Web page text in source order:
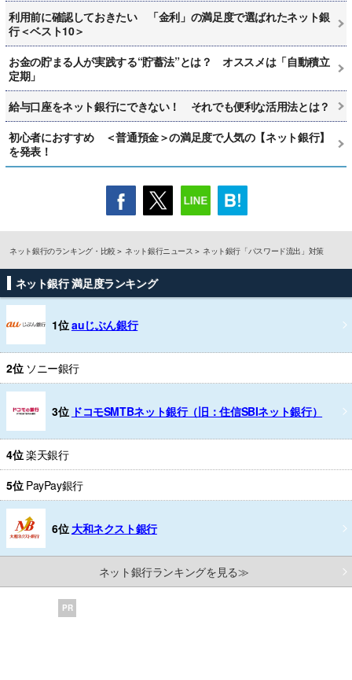
利用前に確認しておきたい 「金利」の満足度で選ばれたネット銀
行＜ベスト10＞
お金の貯まる人が実践する“貯蓄法”とは？ オススメは「自動積立
定期」
給与口座をネット銀行にできない！ それでも便利な活用法とは？
初心者におすすめ ＜普通預金＞の満足度で人気の【ネット銀行】
を発表！
ネット銀行のランキング・比較 ネット銀行ニュース ネット銀行「パスワード流出」対策
ネット銀行 満足度ランキング
1位auじぶん銀行
2位 ソニー銀行
3位 ドコモSMTBネット銀行（旧：住信SBIネット銀行）
4位楽天銀行
5位 PayPay銀行
6位 大和ネクスト銀行
ネット銀行ランキングを見る≫
PR